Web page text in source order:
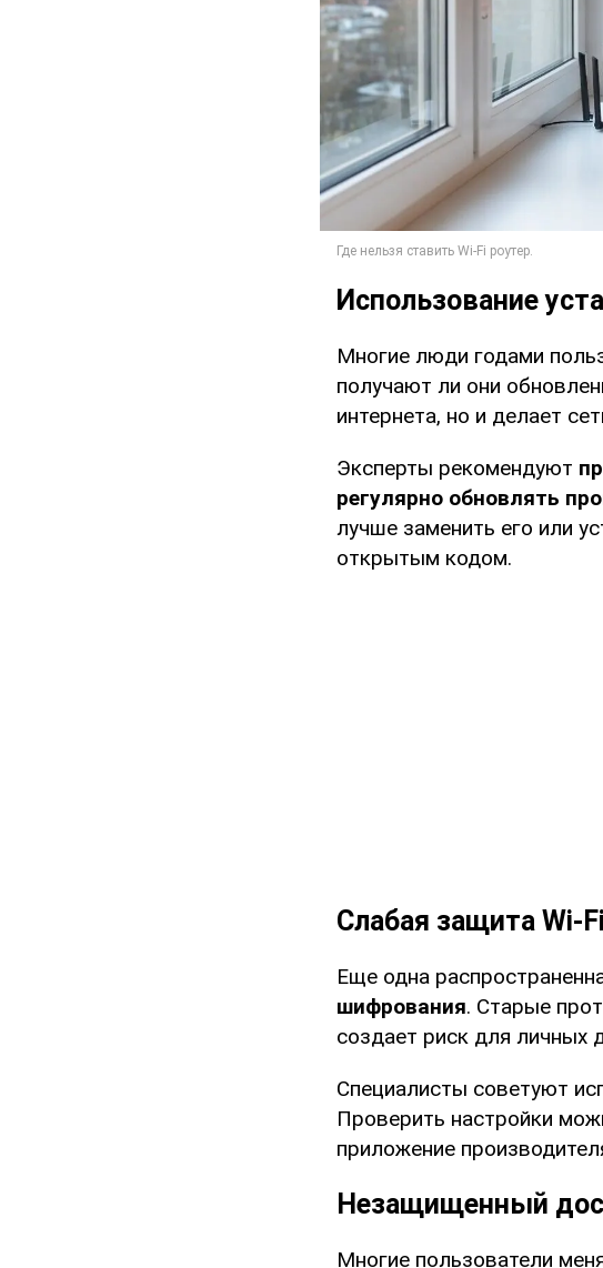
Использование
Многие люди годами
получают ли они
интернета, но и делает
Эксперты рекомендуют
регулярно обновлять
лучше заменить его или
открытым кодом.
Слабая защита Wi-
Еще одна
шифрования. Старые
создает риск для личных
Специалисты советуют
Проверить настройки
приложение
Незащищенный
Многие пользователи